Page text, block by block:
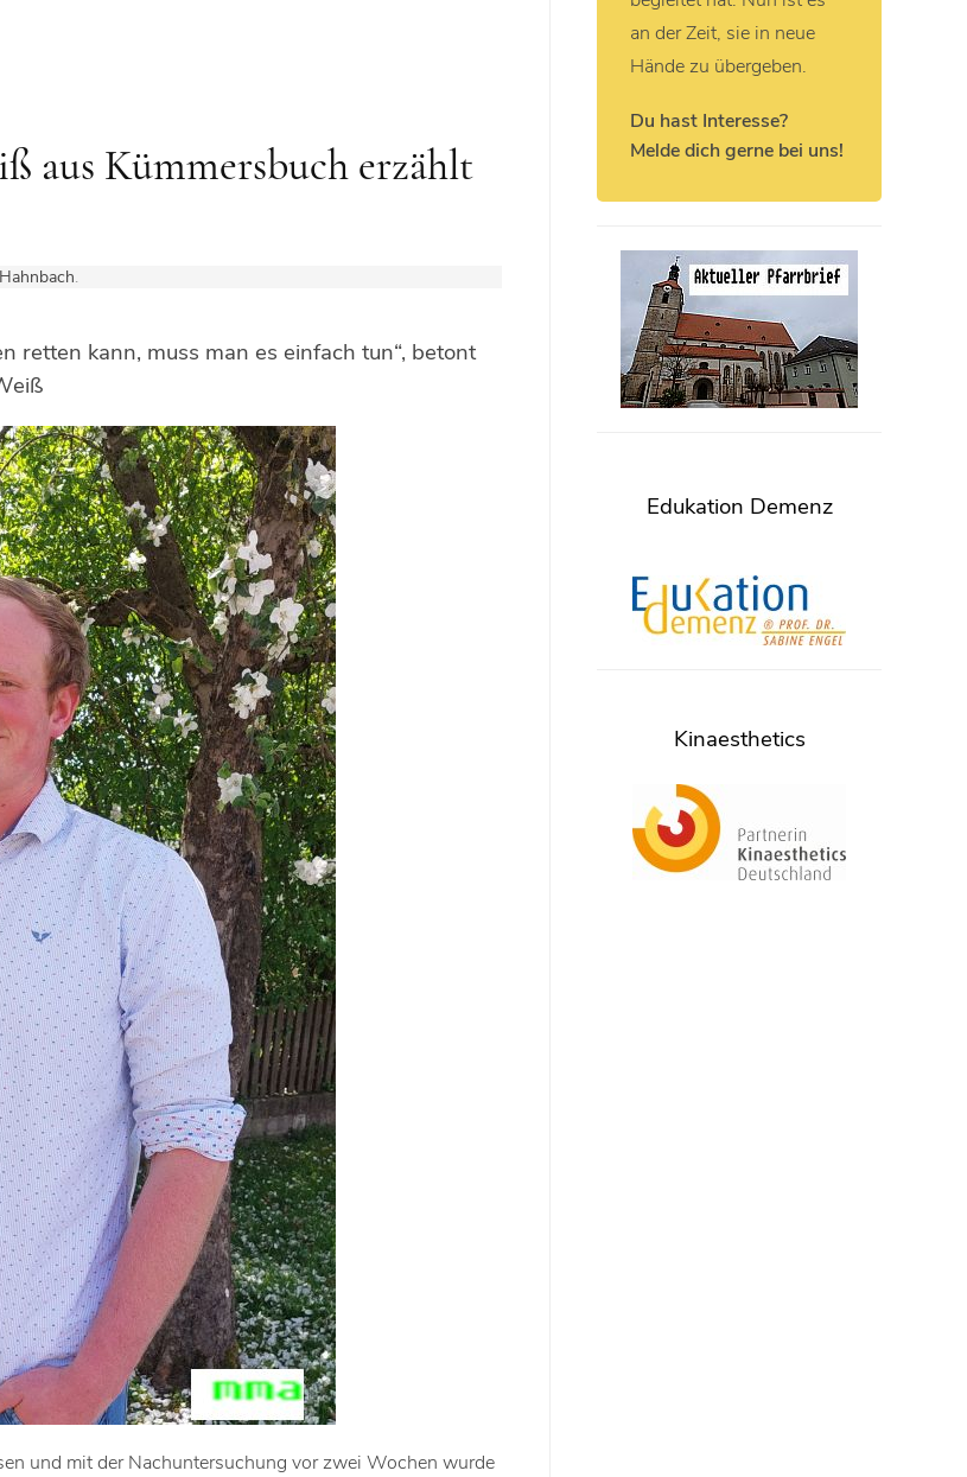
aus Kümmersbuch erzählt
.
retten kann, muss man es einfach tun“, betont
und mit der Nachuntersuchung vor zwei Wochen wurde
an der Zeit, sie in neue
Hände zu übergeben.
Du hast Interesse?
Melde dich gerne bei uns!
Edukation Demenz
Kinaesthetics